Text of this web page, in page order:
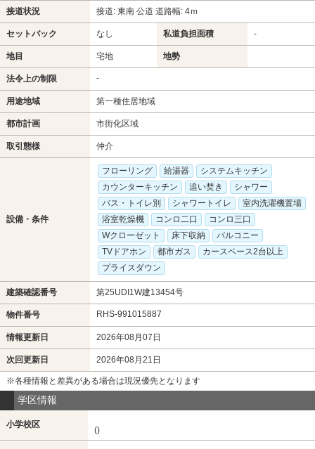
接道状況 接道: 東南 公道 道路幅: 4ｍ
セットバック なし 私道負担面積 -
地目 宅地 地勢
法令上の制限 -
用途地域 第一種住居地域
都市計画 市街化区域
取引態様 仲介
設備・条件
フローリング 給湯器
システムキッチン
カウンターキッチン
追い焚き
シャワー
バス・トイレ別
シャワートイレ
室内洗濯機置場
浴室乾燥機
コンロ二口
コンロ三口
Wクローゼット
床下収納
バルコニー
TVドアホン
都市ガス
カースペース2台以上
プライスダウン
建築確認番号 第25UDI1W建13454号
物件番号 RHS-991015887
情報更新日 2026年08月07日
次回更新日 2026年08月21日
※各種情報と差異がある場合は現況優先となります
学区情報
小学校区
()